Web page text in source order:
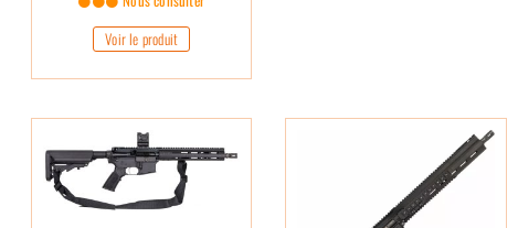
Voir le produit